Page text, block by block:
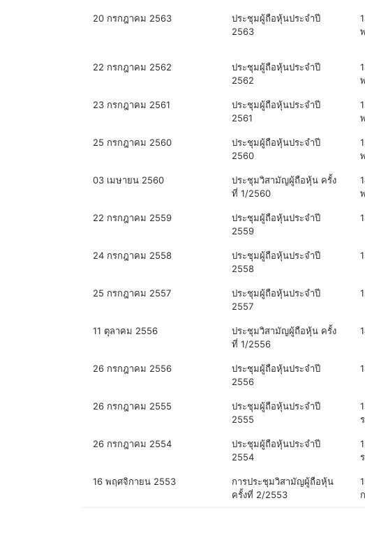
20 กรกฎาคม 2563
ประชุมผู้ถือหุ้นประจำปี
2563
22 กรกฎาคม 2562
ประชุมผู้ถือหุ้นประจำปี
2562
23 กรกฎาคม 2561
ประชุมผู้ถือหุ้นประจำปี
2561
25 กรกฎาคม 2560
ประชุมผู้ถือหุ้นประจำปี
2560
03 เมษายน 2560
ประชุมวิสามัญผู้ถือหุ้น ครั้ง
ที่ 1/2560
22 กรกฎาคม 2559
ประชุมผู้ถือหุ้นประจำปี
2559
24 กรกฎาคม 2558
ประชุมผู้ถือหุ้นประจำปี
2558
25 กรกฎาคม 2557
ประชุมผู้ถือหุ้นประจำปี
2557
11 ตุลาคม 2556
ประชุมวิสามัญผู้ถือหุ้น ครั้ง
ที่ 1/2556
26 กรกฎาคม 2556
ประชุมผู้ถือหุ้นประจำปี
2556
26 กรกฎาคม 2555
ประชุมผู้ถือหุ้นประจำปี
2555
26 กรกฎาคม 2554
ประชุมผู้ถือหุ้นประจำปี
2554
16 พฤศจิกายน 2553
การประชุมวิสามัญผู้ถือหุ้น
ครั้งที่ 2/2553